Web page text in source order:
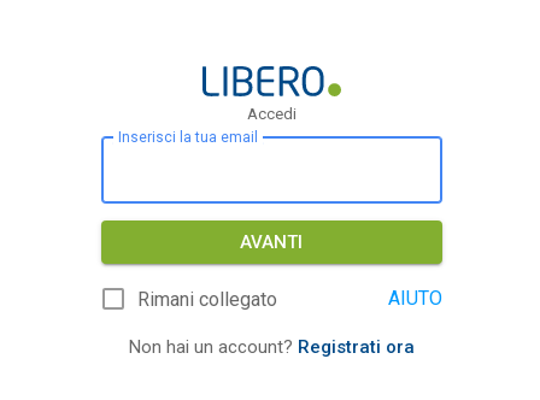
Accedi
Inserisci la tua email
AVANTI
Rimani collegato AIUTO
Non hai un account? Registrati ora